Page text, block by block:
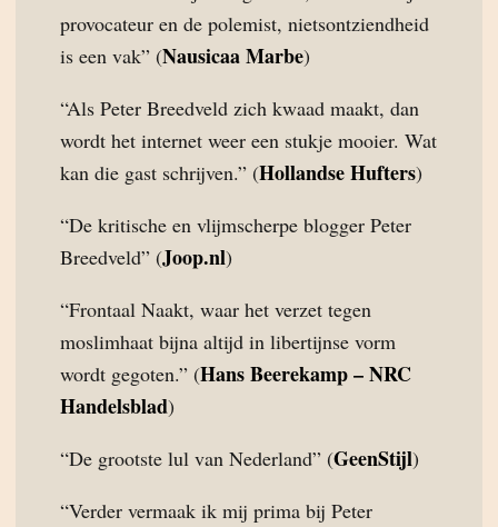
provocateur en de polemist, nietsontziendheid
is een vak” (Nausicaa Marbe)
“Als Peter Breedveld zich kwaad maakt, dan
wordt het internet weer een stukje mooier. Wat
kan die gast schrijven.” (Hollandse Hufters)
“De kritische en vlijmscherpe blogger Peter
Breedveld” (Joop.nl)
“Frontaal Naakt, waar het verzet tegen
moslimhaat bijna altijd in libertijnse vorm
wordt gegoten.” (Hans Beerekamp – NRC
Handelsblad)
“De grootste lul van Nederland” (GeenStijl)
“Verder vermaak ik mij prima bij Peter